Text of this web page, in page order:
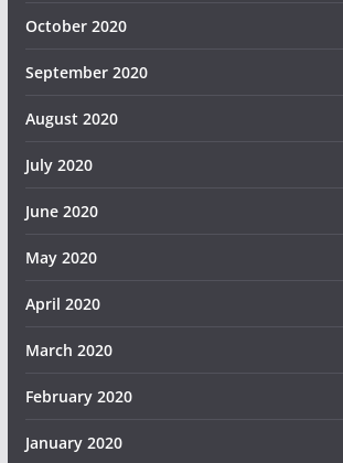
October 2020
September 2020
August 2020
July 2020
June 2020
May 2020
April 2020
March 2020
February 2020
January 2020